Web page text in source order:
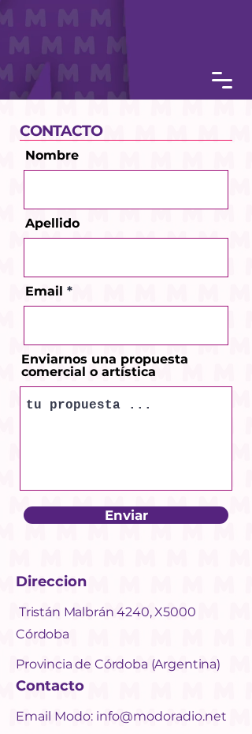
CONTACTO
Nombre
Apellido
Email
Enviarnos una propuesta
comercial o artística
Enviar
Direccion
Tristán Malbrán 4240, X5000
Córdoba
Provincia de Córdoba (Argentina)
Contacto
Email Modo: info@modoradio.net